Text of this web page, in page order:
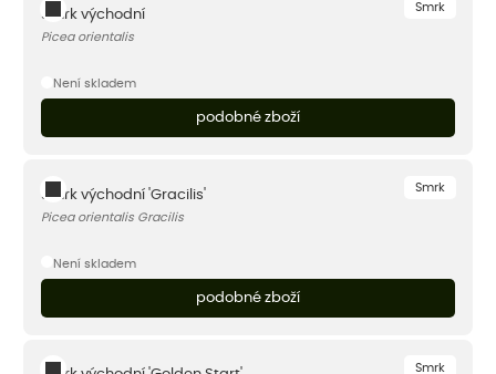
Smrk
Smrk východní
Picea orientalis
Není skladem
podobné zboží
Smrk
Smrk východní 'Gracilis'
Picea orientalis Gracilis
Není skladem
podobné zboží
Smrk